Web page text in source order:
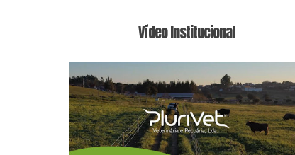
Vídeo Institucional